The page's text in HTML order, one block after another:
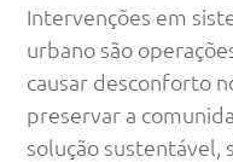
Intervenções em
urbano são
causar desconforto
preservar a
solução sustentável,